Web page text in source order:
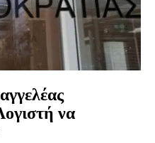
να